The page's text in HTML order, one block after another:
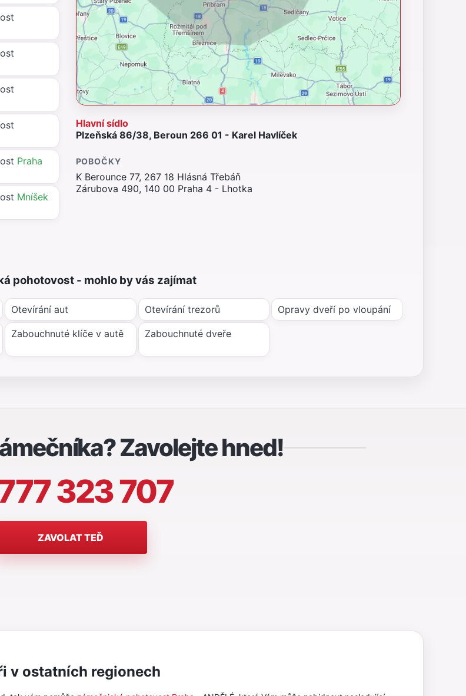
Praha
Mníšek
Hlavní sídlo
Plzeňská 86/38, Beroun 266 01 - Karel Havlíček
POBOČKY
K Berounce 77, 267 18 Hlásná Třebáň
Zárubova 490, 140 00 Praha 4 - Lhotka
pohotovost - mohlo by vás zajímat
Otevírání aut Otevírání trezorů Opravy dveří po vloupání
Zabouchnuté klíče v autě Zabouchnuté dveře
Zavolejte hned!
323 707
ZAVOLAT TEĎ
v ostatních regionech